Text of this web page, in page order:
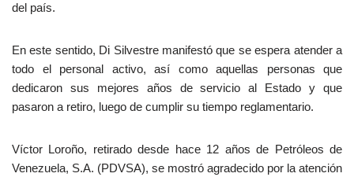
del país.
En este sentido, Di Silvestre manifestó que se espera atender a
todo el personal activo, así como aquellas personas que
dedicaron sus mejores años de servicio al Estado y que
pasaron a retiro, luego de cumplir su tiempo reglamentario.
Víctor Loroño, retirado desde hace 12 años de Petróleos de
Venezuela, S.A. (PDVSA), se mostró agradecido por la atención